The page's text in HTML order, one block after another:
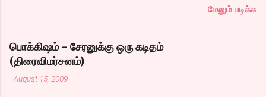
வாழ்கைபடுகிறாள். அவளுடய வாழ்கை எப்படி
அமைந்தது? என்ற ஓரு நல்ல லைனை , சங்கீதா
தன்னுடய இடுப்பை சுழற்றி, சுழற்றி நடப்பதை போல்
சும்மா, சுத்தி, சுத்தி குழப்பி, நம்பமுடியாத
திரைக்கதையால் சொதப்பி,சங்கீதாவை ஏதோ
மேலும் படிக்க
பொக்கிஷம் – சேரனுக்கு ஒரு கடிதம்
(திரைவிமர்சனம்)
-August 15, 2009